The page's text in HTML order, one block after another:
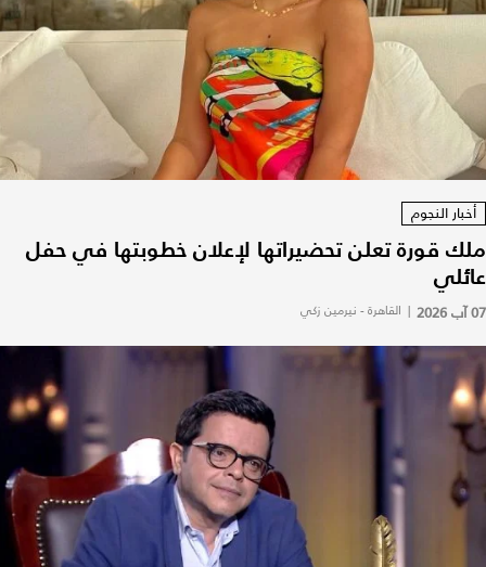
أخبار النجوم
ملك قورة تعلن تحضيراتها لإعلان خطوبتها في حفل
عائلي
07 آب 2026 | القاهرة - نيرمين زكي